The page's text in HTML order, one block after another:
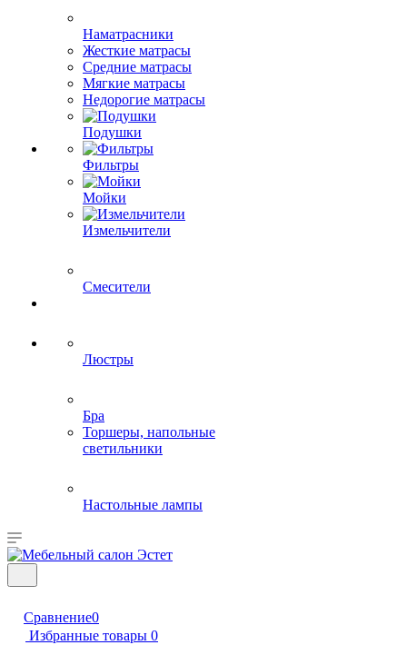
Наматрасники
Жесткие матрасы
Средние матрасы
Мягкие матрасы
Недорогие матрасы
Подушки
Фильтры
Мойки
Измельчители
Смесители
Люстры
Бра
Торшеры, напольные
светильники
Настольные лампы
Сравнение0
Избранные товары 0